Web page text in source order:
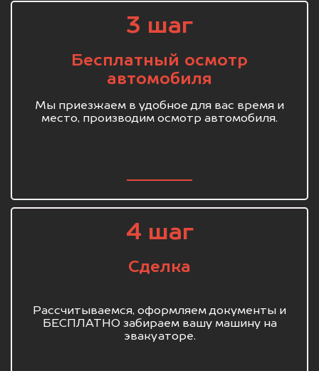
3 шаг
Бесплатный осмотр
автомобиля
Мы приезжаем в удобное для вас время и
место, производим осмотр автомобиля.
4 шаг
Сделка
Рассчитываемся, оформляем документы и
БЕСПЛАТНО забираем вашу машину на
эвакуаторе.